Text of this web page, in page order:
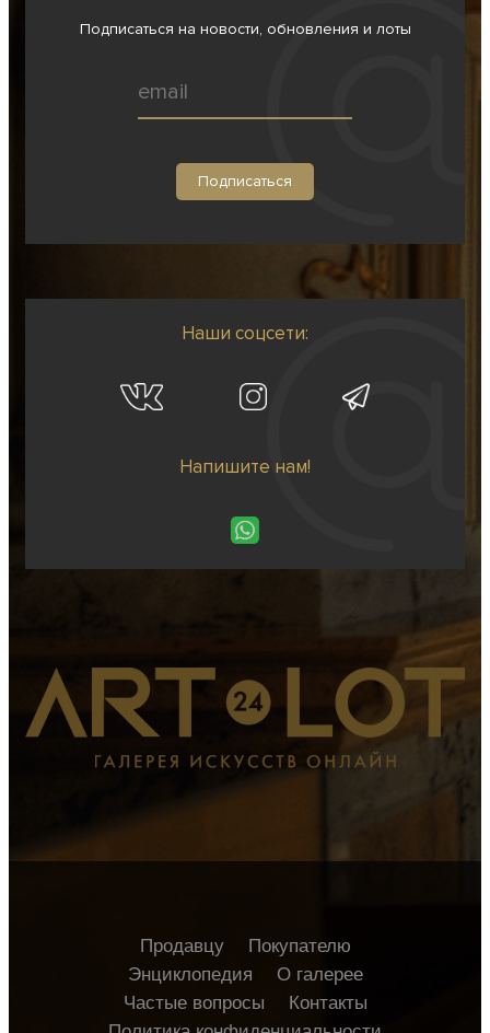
Подписаться на новости, обновления и лоты
Наши соцсети:
Напишите нам!
Продавцу
Покупателю
Энциклопедия
О галерее
Частые вопросы
Контакты